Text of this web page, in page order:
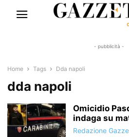
- pubblicità -
Home Tags Dda napoli
dda napoli
Omicidio
indaga su
Redazione